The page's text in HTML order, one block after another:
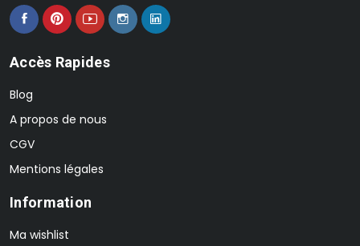
Accès Rapides
Blog
A propos de nous
CGV
Mentions légales
Information
Ma wishlist